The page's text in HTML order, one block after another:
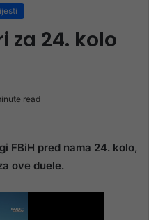
za 24. kolo
read
FBiH pred nama 24. kolo,
ove duele.